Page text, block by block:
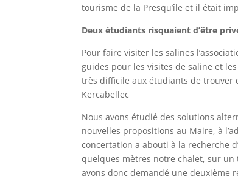
tourisme de la Presqu’île et il était
Deux étudiants risquaient d’être
Pour faire visiter les salines
guides pour les visites de saline et
très difficile aux étudiants de trouver
Kercabellec
Nous avons étudié des solutions
nouvelles propositions au Maire, à
concertation a abouti à la recherche
quelques mètres notre chalet, sur un
avons donc demandé une deuxième